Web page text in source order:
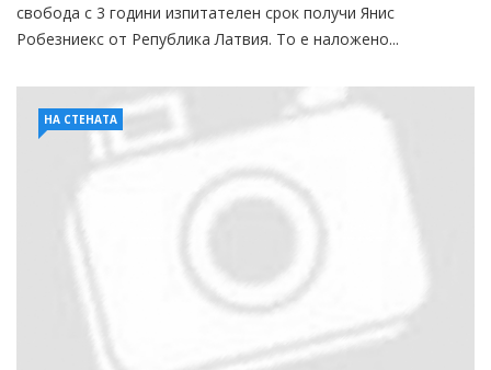
свобода с 3 години изпитателен срок получи Янис
Робезниекс от Република Латвия. То е наложено...
НА СТЕНАТА